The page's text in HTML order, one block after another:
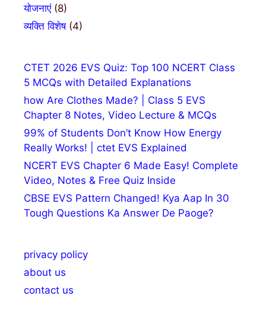
योजनाएं(8)
व्यक्ति विशेष(4)
CTET 2026 EVS Quiz: Top 100 NCERT Class
5 MCQs with Detailed Explanations
how Are Clothes Made? | Class 5 EVS
Chapter 8 Notes, Video Lecture & MCQs
99% of Students Don’t Know How Energy
Really Works! | ctet EVS Explained
NCERT EVS Chapter 6 Made Easy! Complete
Video, Notes & Free Quiz Inside
CBSE EVS Pattern Changed! Kya Aap In 30
Tough Questions Ka Answer De Paoge?
privacy policy
about us
contact us